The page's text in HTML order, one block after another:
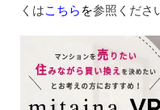
くはこちら を参照くださ